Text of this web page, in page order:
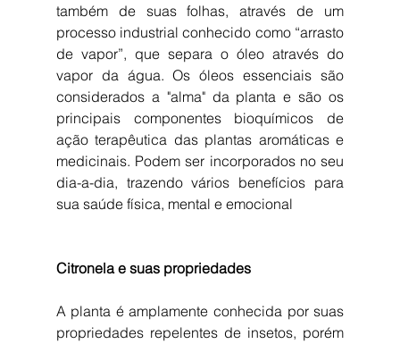
também de suas folhas, através de um
processo industrial conhecido como “arrasto
de vapor”, que separa o óleo através do
vapor da água. Os óleos essenciais são
considerados a "alma" da planta e são os
principais componentes bioquímicos de
ação terapêutica das plantas aromáticas e
medicinais. Podem ser incorporados no seu
dia-a-dia, trazendo vários benefícios para
sua saúde física, mental e emocional
Citronela e suas propriedades
A planta é amplamente conhecida por suas
propriedades repelentes de insetos, porém